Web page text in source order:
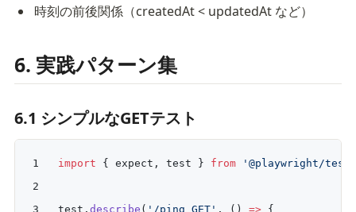
時刻の前後関係（createdAt < updatedAt など）
6. 実践パターン集
6.1 シンプルなGETテスト
import { expect, test } from '@playwright/
test.describe ( '/ping GET' , () => {